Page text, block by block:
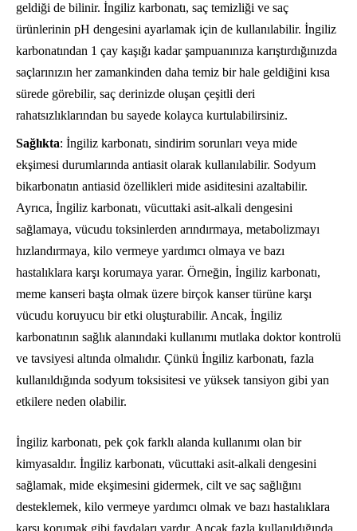
geldiği de bilinir. İngiliz karbonatı, saç temizliği ve saç
ürünlerinin pH dengesini ayarlamak için de kullanılabilir. İngiliz
karbonatından 1 çay kaşığı kadar şampuanınıza karıştırdığınızda
saçlarınızın her zamankinden daha temiz bir hale geldiğini kısa
sürede görebilir, saç derinizde oluşan çeşitli deri
rahatsızlıklarından bu sayede kolayca kurtulabilirsiniz.
Sağlıkta: İngiliz karbonatı, sindirim sorunları veya mide
ekşimesi durumlarında antiasit olarak kullanılabilir. Sodyum
bikarbonatın antiasid özellikleri mide asiditesini azaltabilir.
Ayrıca, İngiliz karbonatı, vücuttaki asit-alkali dengesini
sağlamaya, vücudu toksinlerden arındırmaya, metabolizmayı
hızlandırmaya, kilo vermeye yardımcı olmaya ve bazı
hastalıklara karşı korumaya yarar. Örneğin, İngiliz karbonatı,
meme kanseri başta olmak üzere birçok kanser türüne karşı
vücudu koruyucu bir etki oluşturabilir. Ancak, İngiliz
karbonatının sağlık alanındaki kullanımı mutlaka doktor kontrolü
ve tavsiyesi altında olmalıdır. Çünkü İngiliz karbonatı, fazla
kullanıldığında sodyum toksisitesi ve yüksek tansiyon gibi yan
etkilere neden olabilir.
İngiliz karbonatı, pek çok farklı alanda kullanımı olan bir
kimyasaldır. İngiliz karbonatı, vücuttaki asit-alkali dengesini
sağlamak, mide ekşimesini gidermek, cilt ve saç sağlığını
desteklemek, kilo vermeye yardımcı olmak ve bazı hastalıklara
karşı korumak gibi faydaları vardır. Ancak fazla kullanıldığında